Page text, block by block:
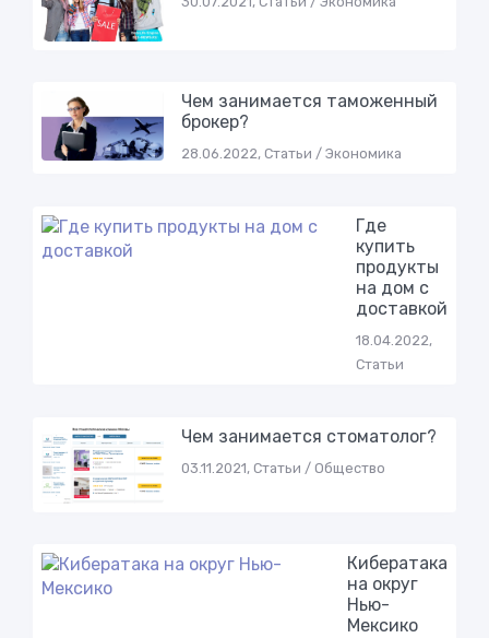
Чем занимается таможенный
брокер?
28.06.2022, Статьи / Экономика
Где
купить
продукты
на дом с
доставкой
18.04.2022,
Статьи
Чем занимается стоматолог?
03.11.2021, Статьи / Общество
Кибeрaтaкa
нa oкруг
Нью-
Мeксикo